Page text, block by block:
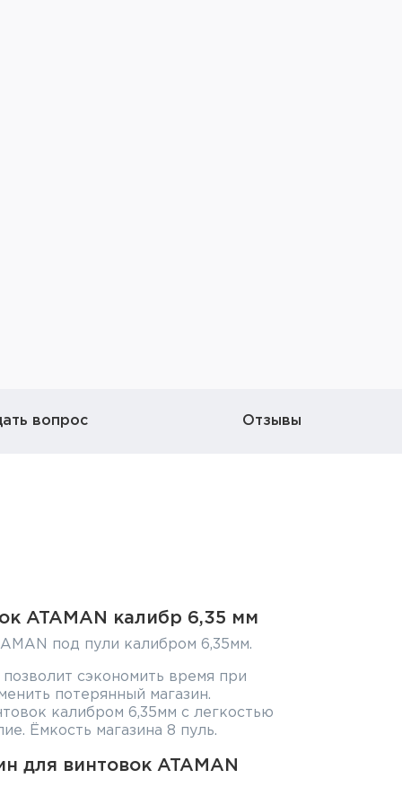
вопрос Отзывы
ATAMAN калибр 6,35 мм
под пули калибром 6,35мм.
сэкономить время при
потерянный магазин.
калибром 6,35мм с легкостью
Ёмкость магазина 8 пуль.
для винтовок ATAMAN